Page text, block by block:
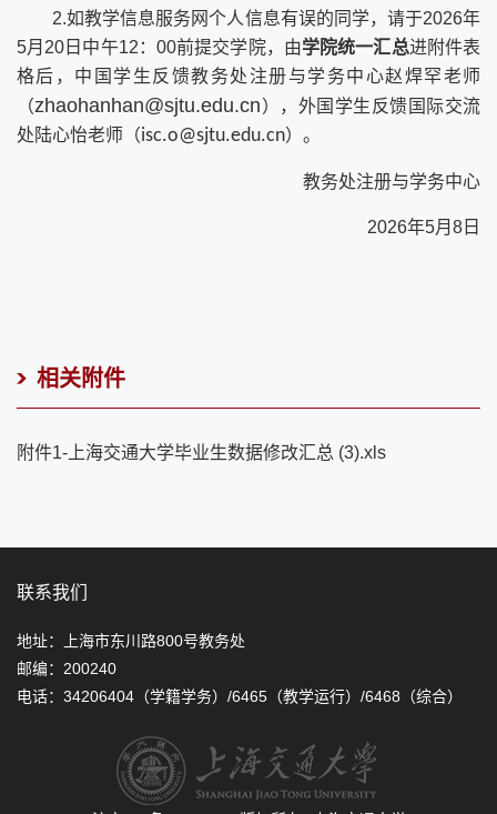
2.如教学信息服务网个人信息有误的同学，请于2026年
5月 20 日中午12 ： 00前提交学院，由学院统一汇总进附件表
格后，中国学生反馈教务处注册与学务中心赵焊罕老师
（zhaohanhan@sjtu.edu.cn），外国学生反馈国际交流
处陆心怡老师（isc.o@sjtu.edu.cn）。
教务处注册与学务中心
2026年5月 8 日
相关附件
附件1-上海交通大学毕业生数据修改汇总 (3).xls
联系我们
地址：上海市东川路800号教务处
邮编：200240
电话：34206404（学籍学务）/6465（教学运行）/6468（综合）